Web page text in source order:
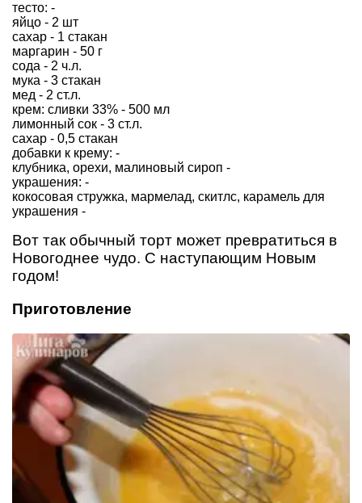
тесто: -
яйцо - 2 шт
сахар - 1 стакан
маргарин - 50 г
сода - 2 ч.л.
мука - 3 стакан
мед - 2 ст.л.
крем: сливки 33% - 500 мл
лимонный сок - 3 ст.л.
сахар - 0,5 стакан
добавки к крему: -
клубника, орехи, малиновый сироп -
украшения: -
кокосовая стружка, мармелад, скитлс, карамель для
украшения -
Вот так обычный торт может превратиться в
Новогоднее чудо. С наступающим Новым
годом!
Приготовление